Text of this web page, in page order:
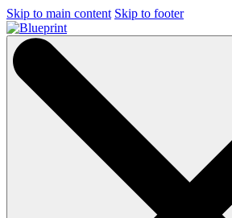
Skip to main content Skip to footer